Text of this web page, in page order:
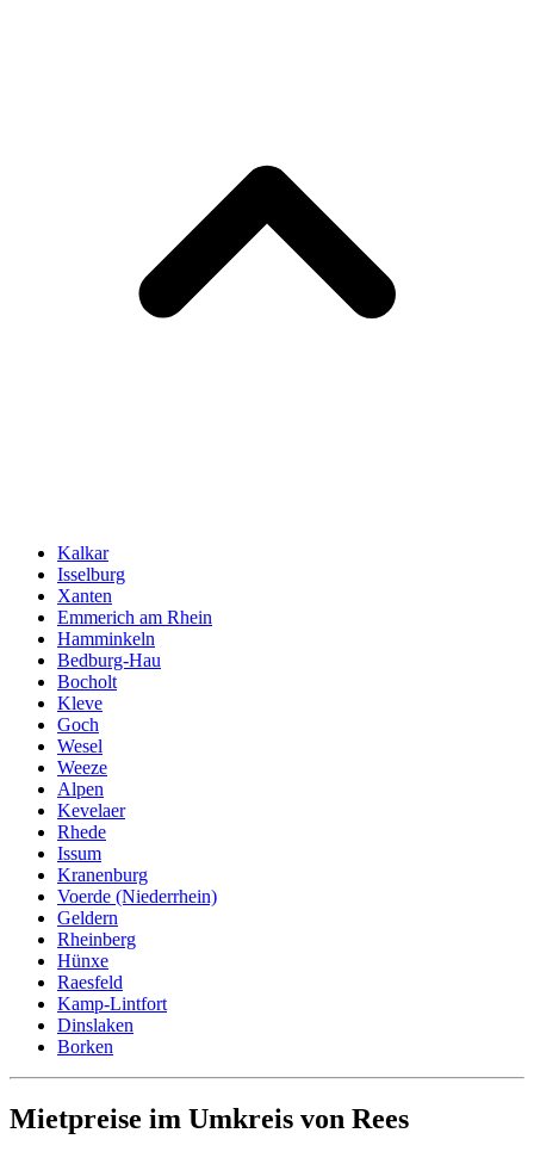
Kalkar
Isselburg
Xanten
Emmerich am Rhein
Hamminkeln
Bedburg-Hau
Bocholt
Kleve
Goch
Wesel
Weeze
Alpen
Kevelaer
Rhede
Issum
Kranenburg
Voerde (Niederrhein)
Geldern
Rheinberg
Hünxe
Raesfeld
Kamp-Lintfort
Dinslaken
Borken
Mietpreise im Umkreis von Rees